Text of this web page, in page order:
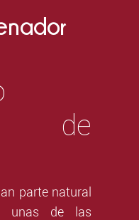
de
parte natural
unas de las